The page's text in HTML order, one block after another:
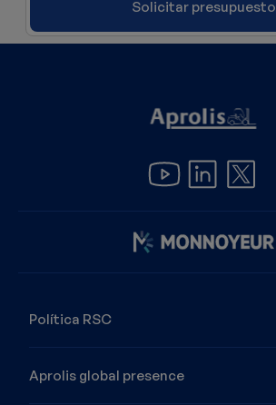
Solicitar presupuesto
Política RSC
Aprolis global presence